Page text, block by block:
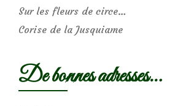
Sur les fleurs de circe…
Corise de la Jusquiame
De bonnes adresses…